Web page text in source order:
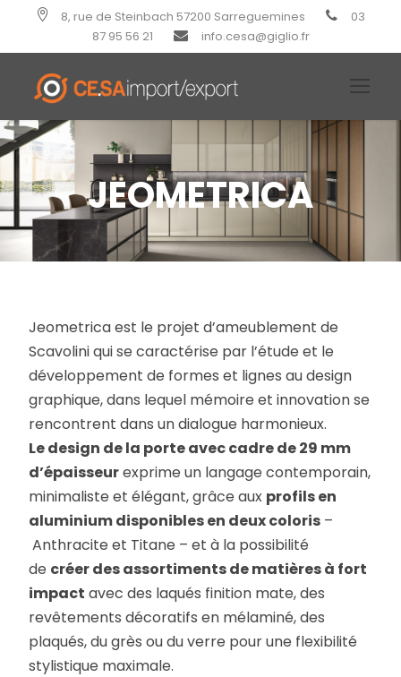
8, rue de Steinbach 57200 Sarreguemines
03
87 95 56 21
info.cesa@giglio.fr
JEOMETRICA
Jeometrica est le projet d’ameublement de
Scavolini qui se caractérise par l’étude et le
développement de formes et lignes au design
graphique, dans lequel mémoire et innovation se
rencontrent dans un dialogue harmonieux.
Le design de la porte avec cadre de 29 mm
d’épaisseurexprime un langage contemporain,
minimaliste et élégant, grâce aux profils en
aluminium disponibles en deux coloris –
Anthracite et Titane – et à la possibilité
de créer des assortiments de matières à fort
impact avec des laqués finition mate, des
revêtements décoratifs en mélaminé, des
plaqués, du grès ou du verre pour une flexibilité
stylistique maximale.